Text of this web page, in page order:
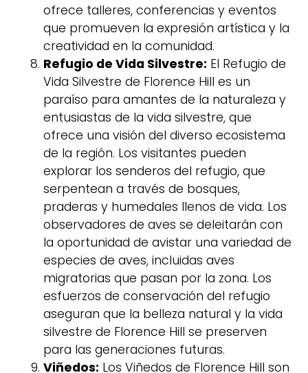
ofrece talleres, conferencias y eventos
que promueven la expresión artística y la
creatividad en la comunidad.
Refugio de Vida Silvestre: El Refugio de
Vida Silvestre de Florence Hill es un
paraíso para amantes de la naturaleza y
entusiastas de la vida silvestre, que
ofrece una visión del diverso ecosistema
de la región. Los visitantes pueden
explorar los senderos del refugio, que
serpentean a través de bosques,
praderas y humedales llenos de vida. Los
observadores de aves se deleitarán con
la oportunidad de avistar una variedad de
especies de aves, incluidas aves
migratorias que pasan por la zona. Los
esfuerzos de conservación del refugio
aseguran que la belleza natural y la vida
silvestre de Florence Hill se preserven
para las generaciones futuras.
Viñedos: Los Viñedos de Florence Hill son